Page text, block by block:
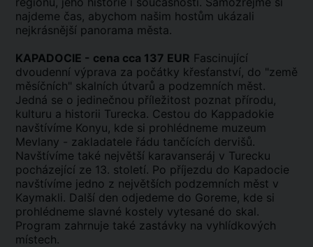
najdeme čas, abychom našim hostům ukázali
nejkrásnější panorama města.
KAPADOCIE - cena cca 137 EUR Fascinující
dvoudenní výprava za počátky křesťanství, do "země
měsíčních" skalních útvarů a podzemních měst.
Jedná se o jedinečnou příležitost poznat přírodu,
kulturu a historii Turecka. Cestou do Kappadokie
navštívíme Konyu, kde si prohlédneme muzeum
Mevlany - zakladatele řádu tančících dervišů.
Navštívíme také největší karavanseráj v Turecku
pocházející ze 13. století. Po příjezdu do Kapadocie
navštívíme jedno z největších podzemních měst v
Kaymakli. Další den odjedeme do Goreme, kde si
prohlédneme slavné kostely vytesané do skal.
Program zahrnuje také zastávky na vyhlídkových
místech.